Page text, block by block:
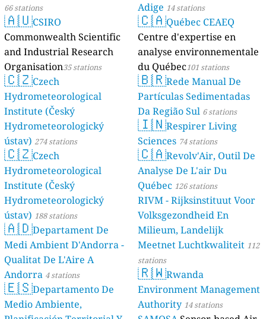
66 stations
🇦🇺CSIRO
Commonwealth Scientific
and Industrial Research
Organisation35 stations
🇨🇿Czech
Hydrometeorological
Institute (Český
Hydrometeorologický
ústav) 274 stations
🇨🇿Czech
Hydrometeorological
Institute (Český
Hydrometeorologický
ústav) 188 stations
🇦🇩Departament De
Medi Ambient D'Andorra -
Qualitat De L'Aire A
Andorra 4 stations
🇪🇸Departamento De
Medio Ambiente,
Adige 14 stations
🇨🇦Québec CEAEQ
Centre d'expertise en
analyse environnementale
du Québec101 stations
🇧🇷Rede Manual De
Partículas Sedimentadas
Da Região Sul 6 stations
🇮🇳Respirer Living
Sciences 74 stations
🇨🇦Revolv'Air, Outil De
Analyse De L'air Du
Québec 126 stations
RIVM - Rijksinstituut Voor
Volksgezondheid En
Milieum, Landelijk
Meetnet Luchtkwaliteit 112
stations
🇷🇼Rwanda
Environment Management
Authority 14 stations